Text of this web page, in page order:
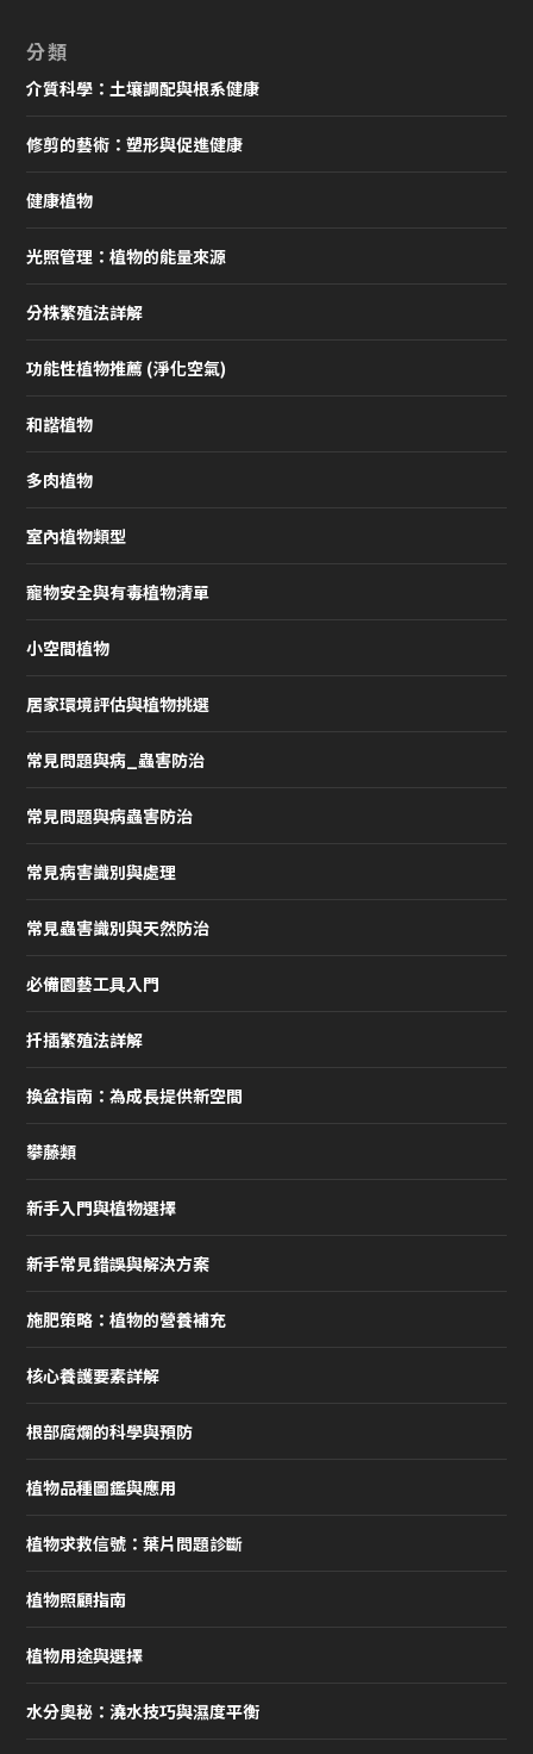
分類
介質科學：土壤調配與根系健康
修剪的藝術：塑形與促進健康
健康植物
光照管理：植物的能量來源
分株繁殖法詳解
功能性植物推薦 (淨化空氣)
和諧植物
多肉植物
室內植物類型
寵物安全與有毒植物清單
小空間植物
居家環境評估與植物挑選
常見問題與病_蟲害防治
常見問題與病蟲害防治
常見病害識別與處理
常見蟲害識別與天然防治
必備園藝工具入門
扦插繁殖法詳解
換盆指南：為成長提供新空間
攀藤類
新手入門與植物選擇
新手常見錯誤與解決方案
施肥策略：植物的營養補充
核心養護要素詳解
根部腐爛的科學與預防
植物品種圖鑑與應用
植物求救信號：葉片問題診斷
植物照顧指南
植物用途與選擇
水分奧秘：澆水技巧與濕度平衡